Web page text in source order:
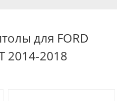
для FORD
2014-2018